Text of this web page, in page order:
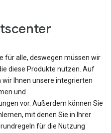
für alle, deswegen müssen wir
diese Produkte nutzen. Auf
Ihnen unsere integrierten
und
vor. Außerdem können Sie
mit denen Sie in Ihrer
für die Nutzung